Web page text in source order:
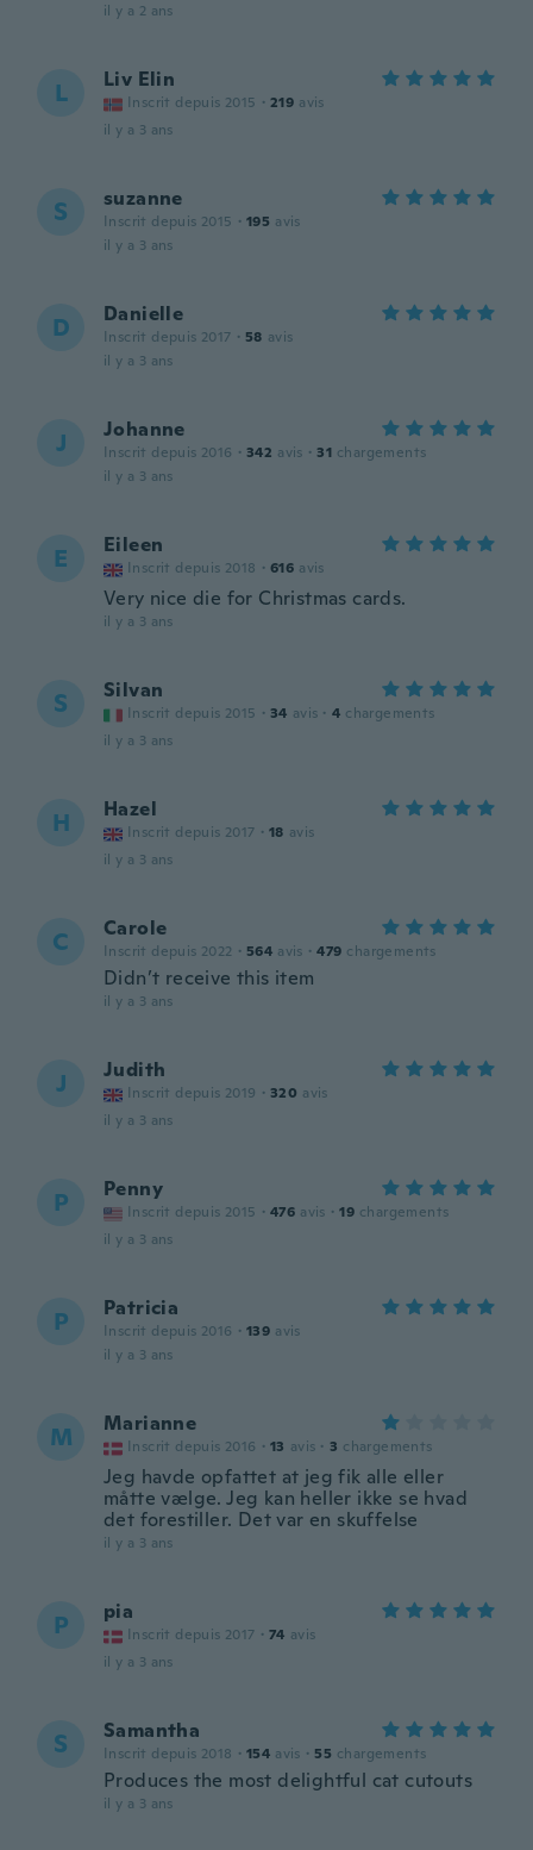
il y a 2 ans
L Liv Elin
Inscrit depuis 2015 · 219 avis
il y a 3 ans
S suzanne
Inscrit depuis 2015 · 195 avis
il y a 3 ans
D Danielle
Inscrit depuis 2017 · 58 avis
il y a 3 ans
J Johanne
Inscrit depuis 2016 · 342 avis · 31 chargements
il y a 3 ans
E Eileen
Inscrit depuis 2018 · 616 avis
Very nice die for Christmas cards.
il y a 3 ans
S Silvan
Inscrit depuis 2015 · 34 avis · 4 chargements
il y a 3 ans
H Hazel
Inscrit depuis 2017 · 18 avis
il y a 3 ans
C Carole
Inscrit depuis 2022 · 564 avis · 479 chargements
Didn’t receive this item
il y a 3 ans
J Judith
Inscrit depuis 2019 · 320 avis
il y a 3 ans
P Penny
Inscrit depuis 2015 · 476 avis · 19 chargements
il y a 3 ans
P Patricia
Inscrit depuis 2016 · 139 avis
il y a 3 ans
M Marianne
Inscrit depuis 2016 · 13 avis · 3 chargements
Jeg havde opfattet at jeg fik alle eller
måtte vælge. Jeg kan heller ikke se hvad
det forestiller. Det var en skuffelse
il y a 3 ans
P pia
Inscrit depuis 2017 · 74 avis
il y a 3 ans
S Samantha
Inscrit depuis 2018 · 154 avis · 55 chargements
Produces the most delightful cat cutouts
il y a 3 ans